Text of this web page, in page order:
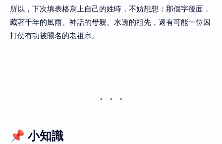
所以，下次填表格寫上自己的姓時，不妨想想：那個字後面，
藏著千年的風雨、神話的母親、水邊的祖先，還有可能一位因
打仗有功被賜名的老祖宗。
📌 小知識